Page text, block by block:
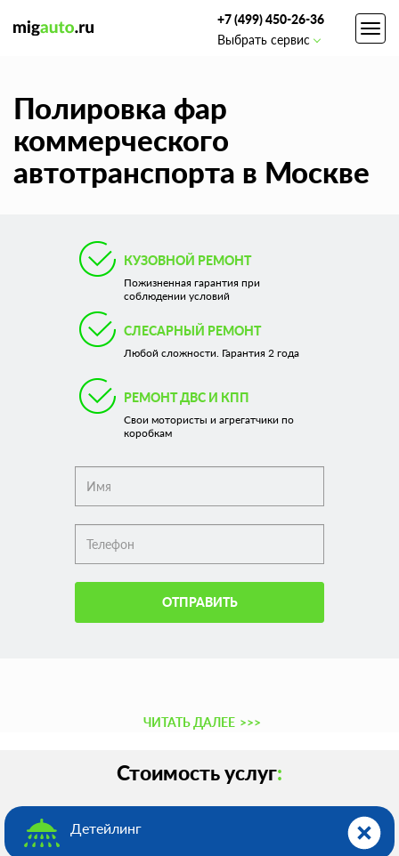
+7 (499) 450-26-36
Выбрать сервис
Полировка фар
коммерческого
автотранспорта в Москве
КУЗОВНОЙ РЕМОНТ
Пожизненная гарантия при
соблюдении условий
СЛЕСАРНЫЙ РЕМОНТ
Любой сложности. Гарантия 2 года
РЕМОНТ ДВС И КПП
Свои мотористы и агрегатчики по
коробкам
ОТПРАВИТЬ
ЧИТАТЬ ДАЛЕЕ >>>
Стоимость услуг:
Детейлинг